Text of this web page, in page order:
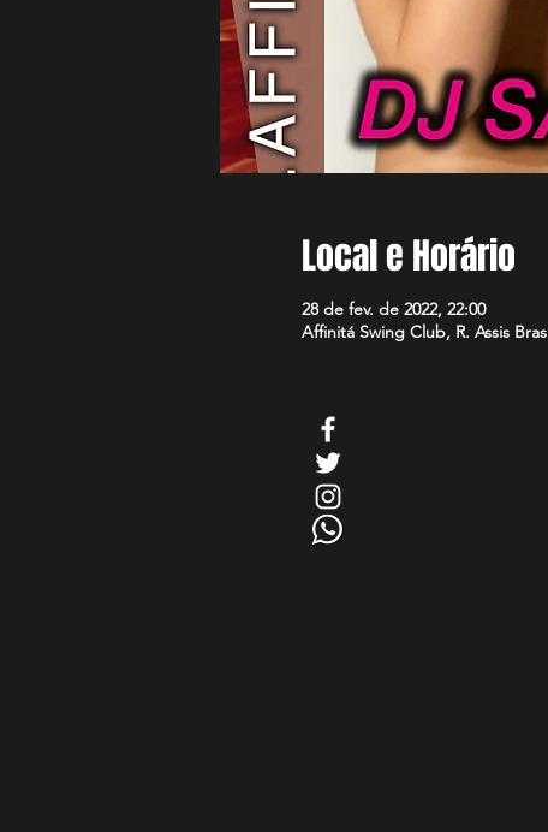
Local e Horário
28 de fev. de 2022, 22:00
Affinitá Swing Club, R. Assis